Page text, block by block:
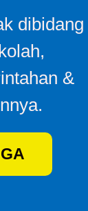
dibidang
&